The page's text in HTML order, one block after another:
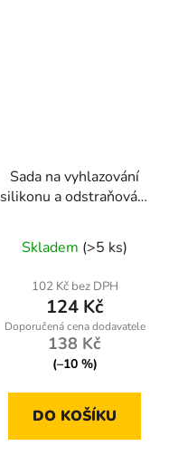
Sada na vyhlazování
silikonu a odstraňování
Skladem (>5 ks)
102 Kč bez DPH
124 Kč
138 Kč
(–10 %)
DO KOŠÍKU